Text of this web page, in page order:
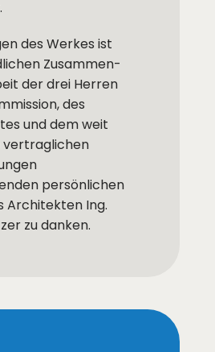
des Werkes ist
Zusammen-
der drei Herren
des
und dem weit
vertraglichen
persönlichen
Architekten Ing.
zu danken.